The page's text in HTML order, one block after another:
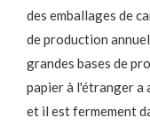
des emballages de
de production
grandes bases de
papier à l'étranger a
et il est fermement